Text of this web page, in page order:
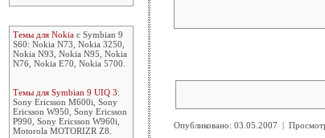
Темы для Nokia с Symbian 9
S60: Nokia N73, Nokia 3250,
Nokia N93, Nokia N95, Nokia
N76, Nokia E70, Nokia 5700.
Темы для Symbian 9 UIQ 3:
Sony Ericsson M600i, Sony
Ericsson W950, Sony Ericsson
P990, Sony Ericsson W960i,
Motorola MOTORIZR Z8.
Опубликовано: 03.05.2007 |